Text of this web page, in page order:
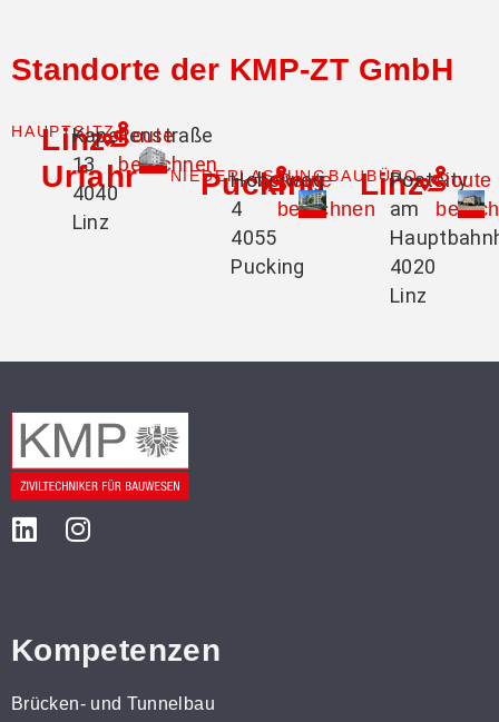
Standorte der KMP-ZT GmbH
HAUPTSITZ
Linz-
Urfahr
Kapellenstraße
13
4040
Linz
Route
berechnenNIEDERLASSUNG
Pucking
Hobelweg
4
4055
Pucking
Route
berechnen
BAUBÜRO
LinzPostcity
am
4020
Linz
Route
Kompetenzen
Brücken- und Tunnelbau